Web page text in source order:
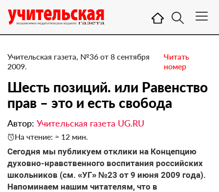
Учительская газета, №36 от 8 сентября
2009.
Читать
номер
Шесть позиций. или Равенство
прав – это и есть свобода
Автор: Учительская газета UG.RU
На чтение: ≈ 12 мин.
Сегодня мы публикуем отклики на Концепцию
духовно-нравственного воспитания российских
школьников (см. «УГ» №23 от 9 июня 2009 года).
Напоминаем нашим читателям, что в